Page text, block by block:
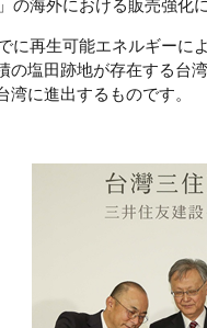
の海外における販売強
に再生可能エネルギー
の塩田跡地が存在する台
に進出するものです。